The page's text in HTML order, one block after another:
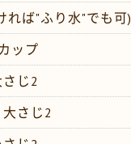
ければ"ふり水"でも可)
プ
じ2
じ2